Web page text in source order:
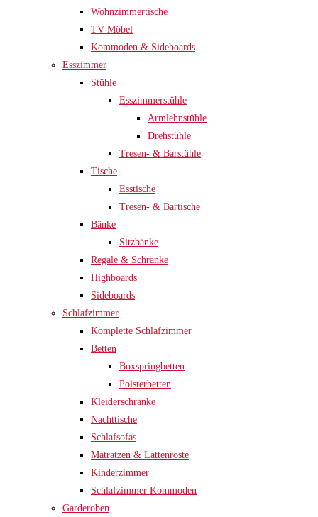
Wohnzimmertische
TV Möbel
Kommoden & Sideboards
Esszimmer
Stühle
Esszimmerstühle
Armlehnstühle
Drehstühle
Tresen- & Barstühle
Tische
Esstische
Tresen- & Bartische
Bänke
Sitzbänke
Regale & Schränke
Highboards
Sideboards
Schlafzimmer
Komplette Schlafzimmer
Betten
Boxspringbetten
Polsterbetten
Kleiderschränke
Nachttische
Schlafsofas
Matratzen & Lattenroste
Kinderzimmer
Schlafzimmer Kommoden
Garderoben